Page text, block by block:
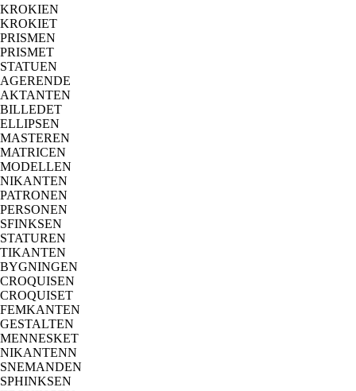
KROKIEN
KROKIET
PRISMEN
PRISMET
STATUEN
AGERENDE
AKTANTEN
BILLEDET
ELLIPSEN
MASTEREN
MATRICEN
MODELLEN
NIKANTEN
PATRONEN
PERSONEN
SFINKSEN
STATUREN
TIKANTEN
BYGNINGEN
CROQUISEN
CROQUISET
FEMKANTEN
GESTALTEN
MENNESKET
NIKANTENN
SNEMANDEN
SPHINKSEN